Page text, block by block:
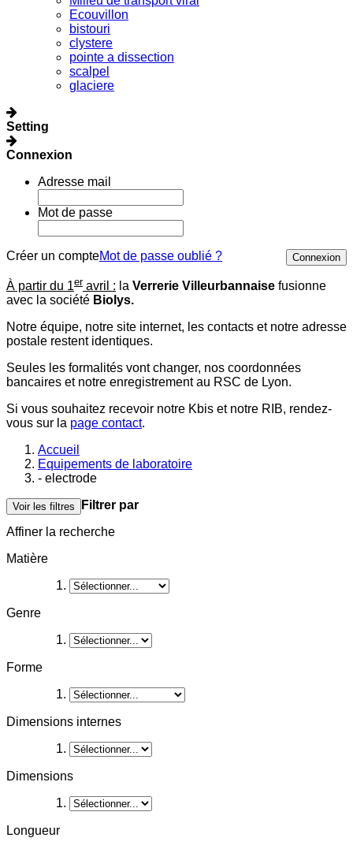
Ecouvillon
bistouri
clystere
pointe a dissection
scalpel
glaciere
Setting
Connexion
Adresse mail
Mot de passe
Créer un compte Connexion
Mot de passe oublié ?
À partir du 1er avril : la Verrerie Villeurbannaise fusionne
avec la société Biolys.
Notre équipe, notre site internet, les contacts et notre adresse
postale restent identiques.
Seules les formalités vont changer, nos coordonnées
bancaires et notre enregistrement au RSC de Lyon.
Si vous souhaitez recevoir notre Kbis et notre RIB, rendez-
vous sur la page contact.
Accueil
Equipements de laboratoire
- electrode
Voir les filtres
Filtrer par
Affiner la recherche
Matière
Genre
Forme
Dimensions internes
Dimensions
Longueur